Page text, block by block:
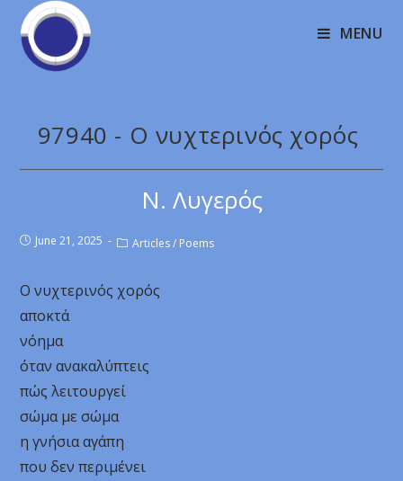
MENU
97940 - Ο νυχτερινός χορός
Ν. Λυγερός
June 21, 2025 Articles / Poems
Ο νυχτερινός χορός
αποκτά
νόημα
όταν ανακαλύπτεις
πώς λειτουργεί
σώμα με σώμα
η γνήσια αγάπη
που δεν περιμένει